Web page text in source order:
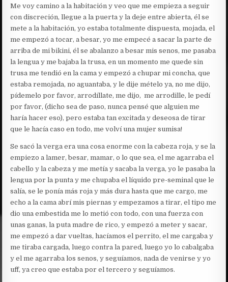
Me voy camino a la habitación y veo que me empieza a seguir
con discreción, llegue a la puerta y la deje entre abierta, él se
mete a la habitación, yo estaba totalmente dispuesta, mojada, el
me empezó a tocar, a besar, yo me empecé a sacar la parte de
arriba de mi bikini, él se abalanzo a besar mis senos, me pasaba
la lengua y me bajaba la trusa, en un momento me quede sin
trusa me tendió en la cama y empezó a chupar mi concha, que
estaba remojada, no aguantaba, y le dije mételo ya, no me dijo,
pídemelo por favor, arrodíllate, me dijo, me arrodille, le pedí
por favor, (dicho sea de paso, nunca pensé que alguien me
haría hacer eso), pero estaba tan excitada y deseosa de tirar
que le hacía caso en todo, me volví una mujer sumisa!
Se sacó la verga era una cosa enorme con la cabeza roja, y se la
empiezo a lamer, besar, mamar, o lo que sea, el me agarraba el
cabello y la cabeza y me metía y sacaba la verga, yo le pasaba la
lengua por la punta y me chupaba el líquido pre-seminal que le
salía, se le ponía más roja y más dura hasta que me cargo, me
echo a la cama abrí mis piernas y empezamos a tirar, el tipo me
dio una embestida me lo metió con todo, con una fuerza con
unas ganas, la puta madre de rico, y empezó a meter y sacar,
me empezó a dar vueltas, hacíamos el perrito, el me cargaba y
me tiraba cargada, luego contra la pared, luego yo lo cabalgaba
y el me agarraba los senos, y seguíamos, nada de venirse y yo
uff, ya creo que estaba por el tercero y seguíamos.